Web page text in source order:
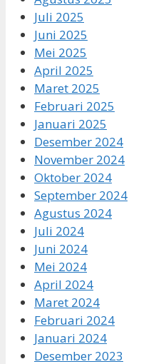
Juli 2025
Juni 2025
Mei 2025
April 2025
Maret 2025
Februari 2025
Januari 2025
Desember 2024
November 2024
Oktober 2024
September 2024
Agustus 2024
Juli 2024
Juni 2024
Mei 2024
April 2024
Maret 2024
Februari 2024
Januari 2024
Desember 2023